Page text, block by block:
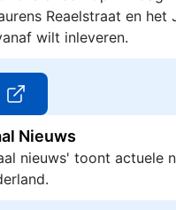
Reaelstraat en het
wilt inleveren.
Nieuws
nieuws' toont actuele